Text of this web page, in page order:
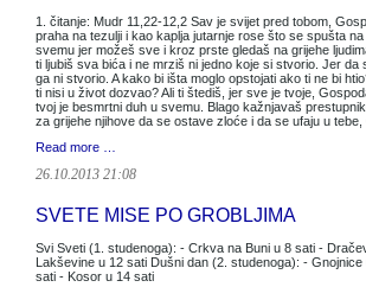
1. čitanje: Mudr 11,22-12,2 Sav je svijet pred tobom,
praha na tezulji i kao kaplja jutarnje rose što se spušta na
svemu jer možeš sve i kroz prste gledaš na grijehe
ti ljubiš sva bića i ne mrziš ni jedno koje si stvorio. Jer da
ga ni stvorio. A kako bi išta moglo opstojati ako ti ne bi
ti nisi u život dozvao? Ali ti štediš, jer sve je tvoje,
tvoj je besmrtni duh u svemu. Blago kažnjavaš
za grijehe njihove da se ostave zloće i da se ufaju u tebe,
Read more …
26.10.2013 21:08
SVETE MISE PO GROBLJIMA
Svi Sveti (1. studenoga): - Crkva na Buni u 8 sati -
Lakševine u 12 sati Dušni dan (2. studenoga): - Gnojnice
sati - Kosor u 14 sati